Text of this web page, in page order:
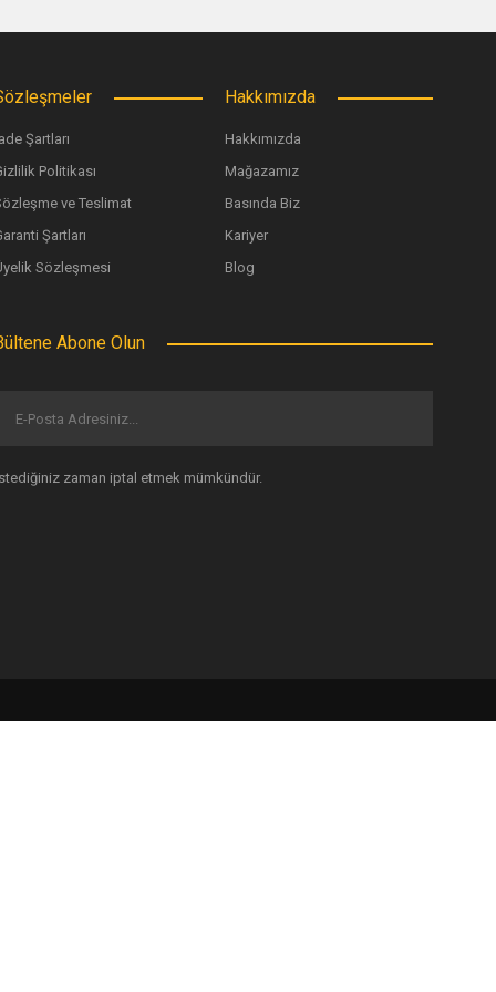
Piercing Pens Holder - 3 mm
Şartları
Politikası
ve Teslimat
Şartları
Sözleşmesi
Hakkımızda
Hakkımızda
Mağazamız
Basında Biz
Kariyer
Blog
Abone Olun
zaman iptal etmek mümkündür.